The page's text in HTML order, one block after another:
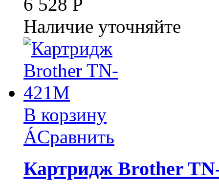
Наличие уточняйте
В корзину
ÁСравнить
Картридж Brother